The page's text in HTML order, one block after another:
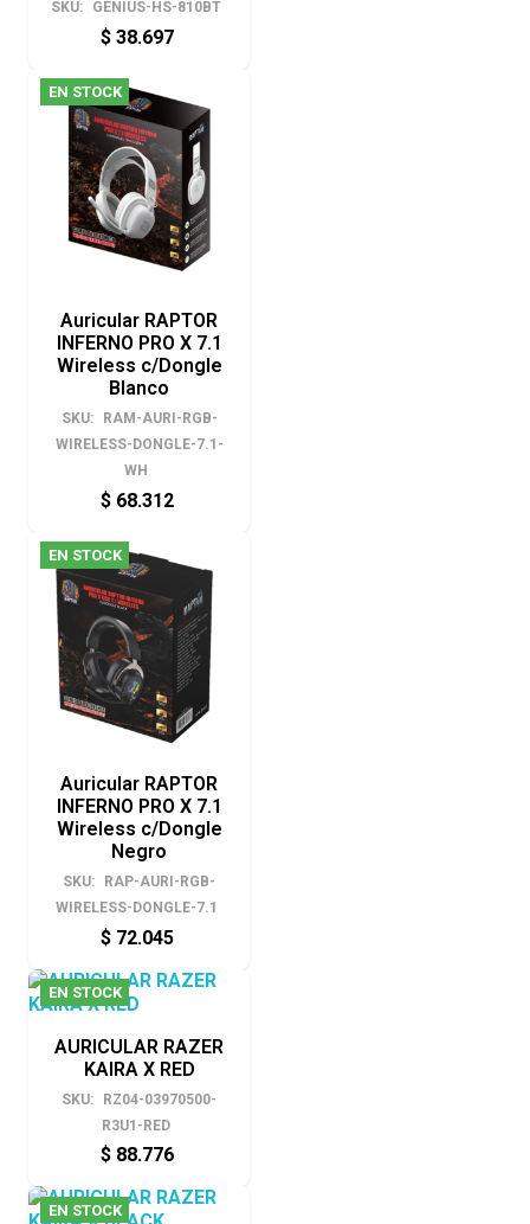
SKU: GENIUS-HS-810BT
$ 38.697
EN STOCK
Auricular RAPTOR
INFERNO PRO X 7.1
Wireless c/Dongle
Blanco
SKU:
RAM-AURI-RGB-
WIRELESS-DONGLE-7.1-
WH
$ 68.312
EN STOCK
Auricular RAPTOR
INFERNO PRO X 7.1
Wireless c/Dongle
Negro
SKU:
RAP-AURI-RGB-
WIRELESS-DONGLE-7.1
$ 72.045
EN STOCK
AURICULAR RAZER
KAIRA X RED
SKU:
RZ04-03970500-
R3U1-RED
$ 88.776
EN STOCK